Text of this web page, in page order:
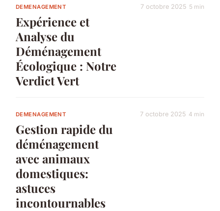
DEMENAGEMENT
Expérience et
Analyse du
Déménagement
Écologique : Notre
Verdict Vert
7 octobre 2025 5 min
DEMENAGEMENT
Gestion rapide du
déménagement
avec animaux
domestiques:
astuces
incontournables
7 octobre 2025 4 min